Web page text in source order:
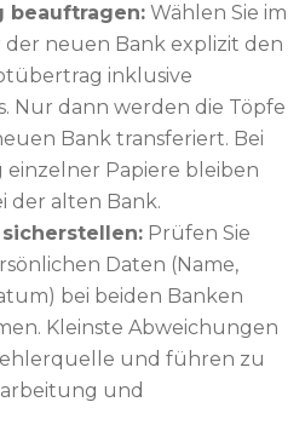
beauftragen: Wählen Sie im
neuen Bank explizit den
inklusive
Nur dann werden die Töpfe
Bank transferiert. Bei
Papiere bleiben
der alten Bank.
Prüfen Sie
Daten (Name,
bei beiden Banken
Kleinste Abweichungen
und führen zu
und